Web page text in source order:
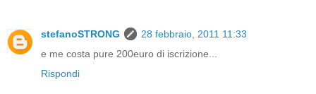
stefanoSTRONG
28 febbraio, 2011 11:33
e me costa pure 200euro di iscrizione...
Rispondi